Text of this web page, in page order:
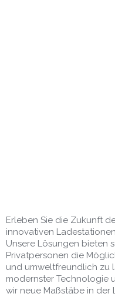
Erleben Sie die Zukunft
innovativen
Unsere Lösungen bieten
Privatpersonen die
und umweltfreundlich zu
modernster Technologie
wir neue Maßstäbe in der